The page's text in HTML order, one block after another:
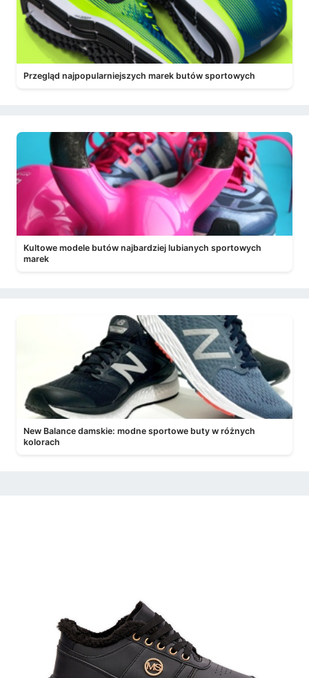
Przegląd najpopularniejszych marek butów sportowych
Kultowe modele butów najbardziej lubianych sportowych
marek
New Balance damskie: modne sportowe buty w różnych
kolorach